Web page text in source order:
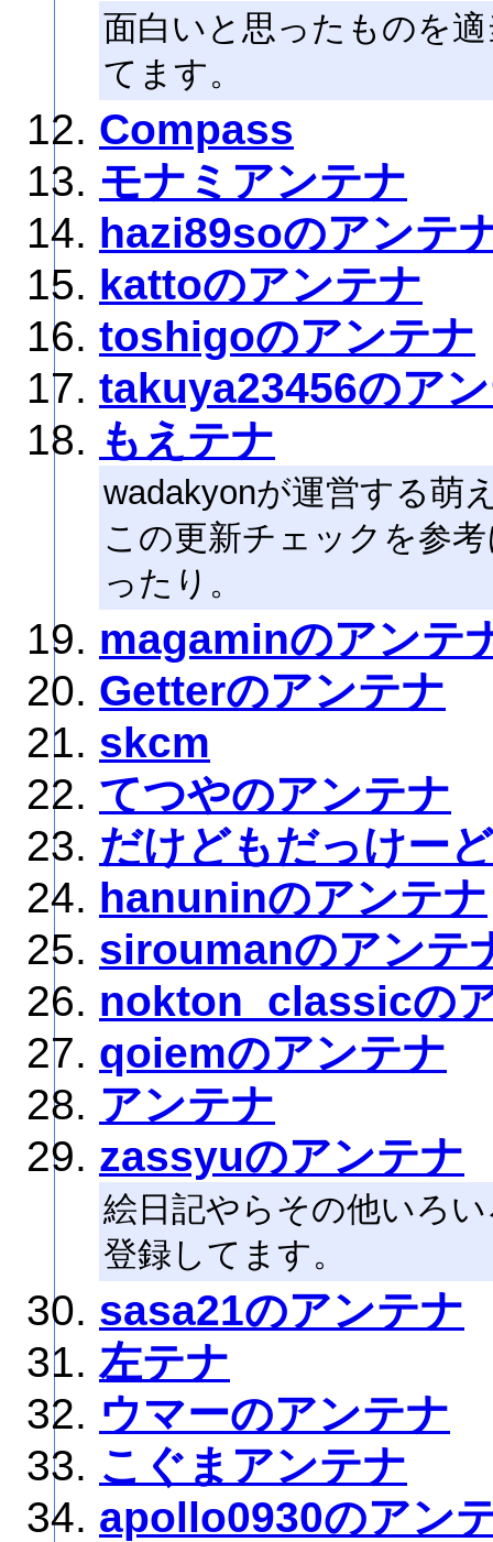
面白いと思ったものを
てます。
Compass
モナミアンテナ
hazi89soのアンテ
kattoのアンテナ
toshigoのアンテナ
takuya23456のア
もえテナ
wadakyonが運営する萌
この更新チェックを参
ったり。
magaminのアンテ
Getterのアンテナ
skcm
てつやのアンテナ
だけどもだっけー
hanuninのアンテナ
siroumanのアンテ
nokton_classicの
qoiemのアンテナ
アンテナ
zassyuのアンテナ
絵日記やらその他いろ
登録してます。
sasa21のアンテナ
左テナ
ウマーのアンテナ
こぐまアンテナ
apollo0930のアン